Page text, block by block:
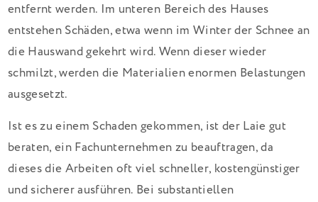
entfernt werden. Im unteren Bereich des Hauses
entstehen Schäden, etwa wenn im Winter der Schnee an
die Hauswand gekehrt wird. Wenn dieser wieder
schmilzt, werden die Materialien enormen Belastungen
ausgesetzt.
Ist es zu einem Schaden gekommen, ist der Laie gut
beraten, ein Fachunternehmen zu beauftragen, da
dieses die Arbeiten oft viel schneller, kostengünstiger
und sicherer ausführen. Bei substantiellen